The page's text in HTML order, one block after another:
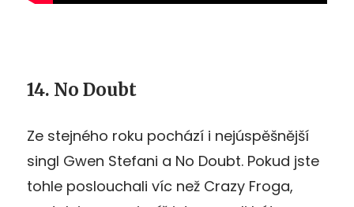
14. No Doubt
Ze stejného roku pochází i nejúspěšnější
singl Gwen Stefani a No Doubt. Pokud jste
tohle poslouchali víc než Crazy Froga,